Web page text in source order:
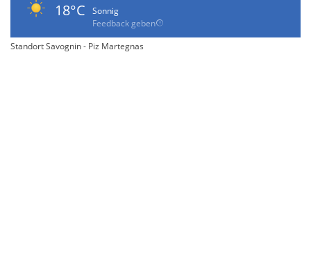
18°C
Sonnig
Feedback geben
Standort Savognin - Piz Martegnas